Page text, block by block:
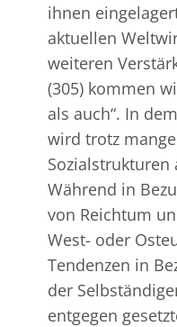
ihnen
aktuellen
weiteren
(305) kommen
als auch“. In
wird trotz
Sozialstrukturen
Während in
von Reichtum
West- oder
Tendenzen in
der
entgegen